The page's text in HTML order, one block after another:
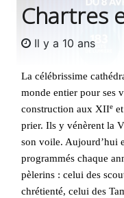
Chartres
Il y a 10 ans
La célébrissime
monde entier pour ses
construction aux XIIe
prier. Ils y vénèrent la
son voile. Aujourd’hui
programmés chaque
pèlerins : celui des
chrétienté, celui des